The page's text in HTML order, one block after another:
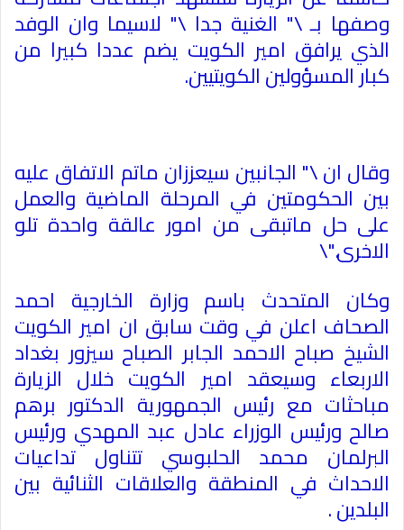
وصفها بـ \" الغنية جدا \" لاسيما وان الوفد
الذي يرافق امير الكويت يضم عددا كبيرا من
كبار المسؤولين الكويتيين.
وقال ان \" الجانبين سيعززان ماتم الاتفاق عليه
بين الحكومتين في المرحلة الماضية والعمل
على حل ماتبقى من امور عالقة واحدة تلو
الاخرى\".
وكان المتحدث باسم وزارة الخارجية احمد
الصحاف اعلن في وقت سابق ان امير الكويت
الشيخ صباح الاحمد الجابر الصباح سيزور بغداد
الاربعاء وسيعقد امير الكويت خلال الزيارة
مباحثات مع رئيس الجمهورية الدكتور برهم
صالح ورئيس الوزراء عادل عبد المهدي ورئيس
البرلمان محمد الحلبوسي تتناول تداعيات
الاحداث في المنطقة والعلاقات الثنائية بين
البلدين.